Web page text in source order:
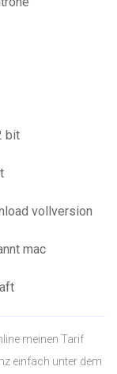
bit
vollversion
mac
meinen Tarif
einfach unter dem